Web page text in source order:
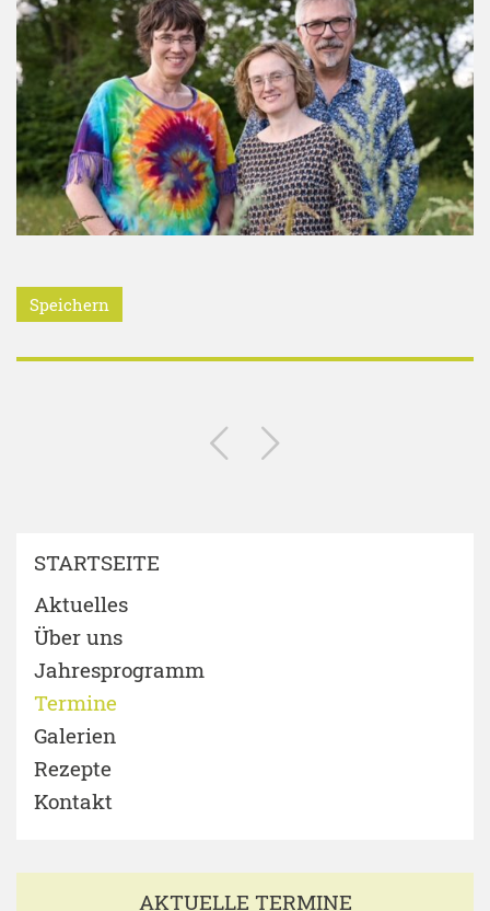
Speichern
STARTSEITE
Aktuelles
Über uns
Jahresprogramm
Termine
Galerien
Rezepte
Kontakt
AKTUELLE TERMINE